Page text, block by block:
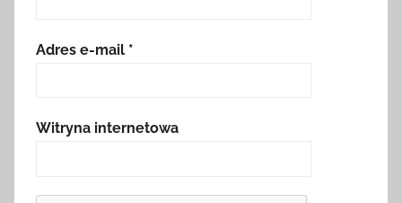
Adres e-mail *
Witryna internetowa